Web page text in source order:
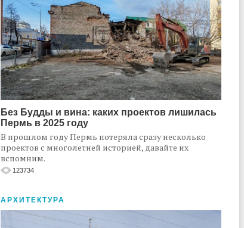
Без Будды и вина: каких проектов лишилась
Пермь в 2025 году
В прошлом году Пермь потеряла сразу несколько
проектов с многолетней историей, давайте их
вспомним.
123734
АРХИТЕКТУРА